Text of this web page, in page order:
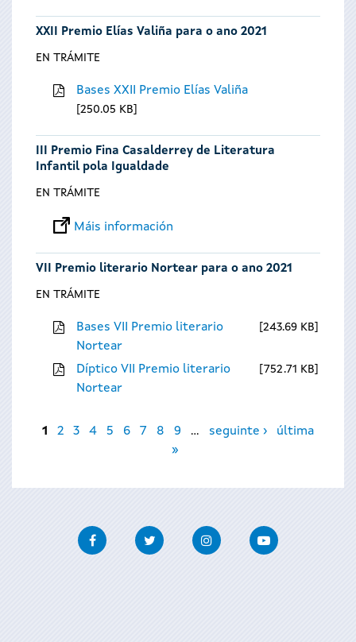
XXII Premio Elías Valiña para o ano 2021
EN TRÁMITE
Bases XXII Premio Elías Valiña
250.05 KB
III Premio Fina Casalderrey de Literatura
Infantil pola Igualdade
EN TRÁMITE
Máis información
VII Premio literario Nortear para o ano 2021
EN TRÁMITE
Bases VII Premio literario
Nortear
243.69 KB
Díptico VII Premio literario
Nortear
752.71 KB
Páxinas
1 2 3 4 5 6 7 8 9 … seguinte ›
última
»
FacebookTwitter InstagramYoutube